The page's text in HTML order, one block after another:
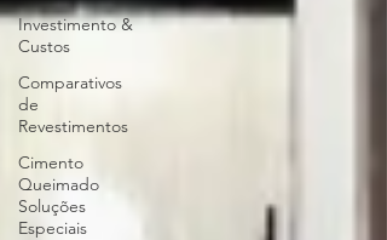
Investimento &
Custos
Comparativos
de
Revestimentos
Cimento
Queimado
Soluções
Especiais